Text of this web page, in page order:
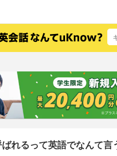
ばれるって英語でなんて言